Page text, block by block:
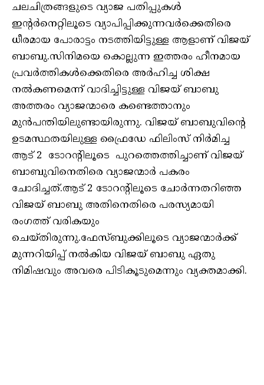
ചലചിത്രങ്ങളുടെ വ്യാജ പതിപ്പുകൾ
ഇന്റർനെറ്റിലൂടെ വ്യാപിപ്പിക്കുന്നവർക്കെതിരെ
ധീരമായ പോരാട്ടം നടത്തിയിട്ടുള്ള ആളാണ് വിജയ്
ബാബു.സിനിമയെ കൊല്ലുന്ന ഇത്തരം ഹീനമായ
പ്രവർത്തികൾക്കെതിരെ അർഹിച്ച ശിക്ഷ
നൽകണമെന്ന് വാദിച്ചിട്ടുള്ള വിജയ് ബാബു
അത്തരം വ്യാജന്മാരെ കണ്ടെത്താനും
മുൻപന്തിയിലുണ്ടായിരുന്നു. വിജയ് ബാബുവിന്റെ
ഉടമസ്ഥതയിലുള്ള ഫ്രൈഡേ ഫിലിംസ് നിർമിച്ച
ആട് 2 ടോറന്റിലൂടെ പുറത്തെത്തിച്ചാണ് വിജയ്
ബാബുവിനെതിരെ വ്യാജന്മാർ പകരം
ചോദിച്ചത്.ആട് 2 ടോറന്റിലൂടെ ചോർന്നതറിഞ്ഞ
വിജയ് ബാബു അതിനെതിരെ പരസ്യമായി
രംഗത്ത് വരികയും
ചെയ്തിരുന്നു.ഫേസ്ബുക്കിലൂടെ വ്യാജന്മാർക്ക്
മുന്നറിയിപ്പ് നൽകിയ വിജയ് ബാബു ഏതു
നിമിഷവും അവരെ പിടികൂടുമെന്നും വ്യക്തമാക്കി.